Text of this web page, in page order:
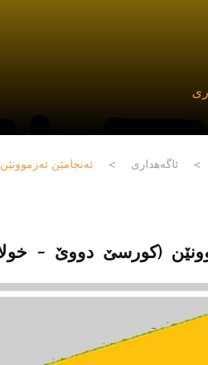
> ئاگەهداری > ئەنجامێن
(کورسێ دووێ -